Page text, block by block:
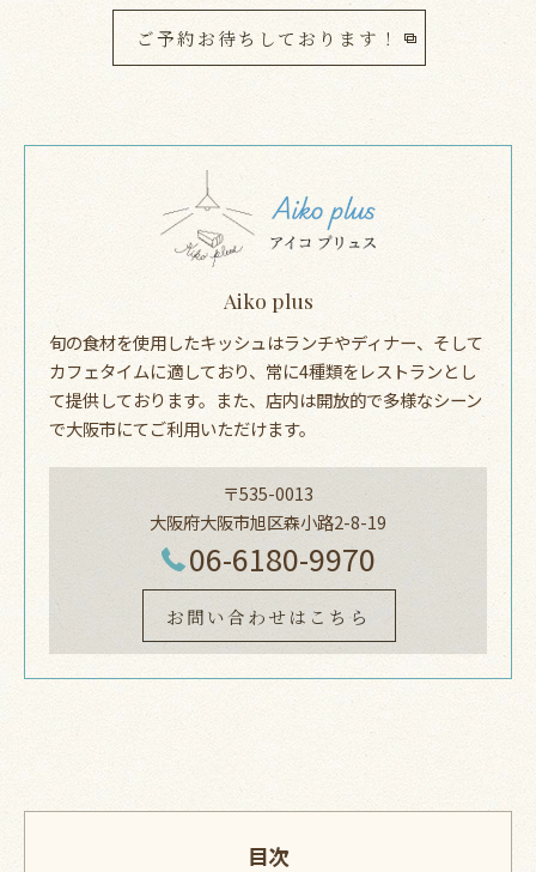
ご予約お待ちしております！
Aiko plus
旬の食材を使用したキッシュはランチやディナー、そして
カフェタイムに適しており、常に4種類をレストランとし
て提供しております。また、店内は開放的で多様なシーン
で大阪市にてご利用いただけます。
〒535-0013
大阪府大阪市旭区森小路2-8-19
06-6180-9970
お問い合わせはこちら
目次